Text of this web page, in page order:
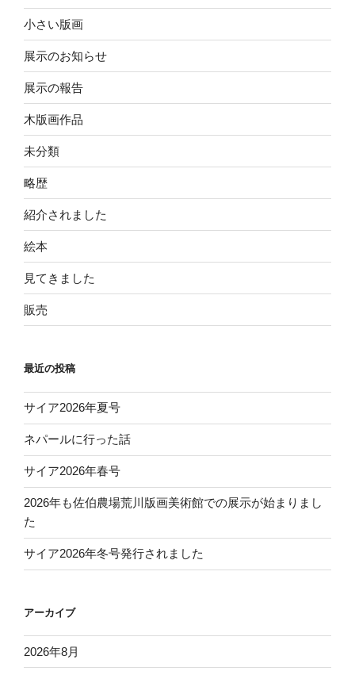
小さい版画
展示のお知らせ
展示の報告
木版画作品
未分類
略歴
紹介されました
絵本
見てきました
販売
最近の投稿
サイア2026年夏号
ネパールに行った話
サイア2026年春号
2026年も佐伯農場荒川版画美術館での展示が始まりまし
た
サイア2026年冬号発行されました
アーカイブ
2026年8月